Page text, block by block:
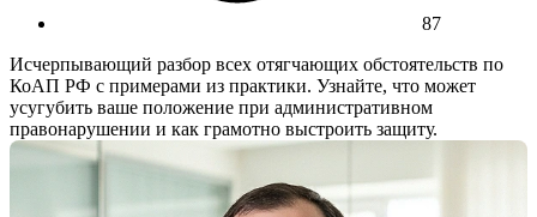
87
Исчерпывающий разбор всех отягчающих обстоятельств по
КоАП РФ с примерами из практики. Узнайте, что может
усугубить ваше положение при административном
правонарушении и как грамотно выстроить защиту.